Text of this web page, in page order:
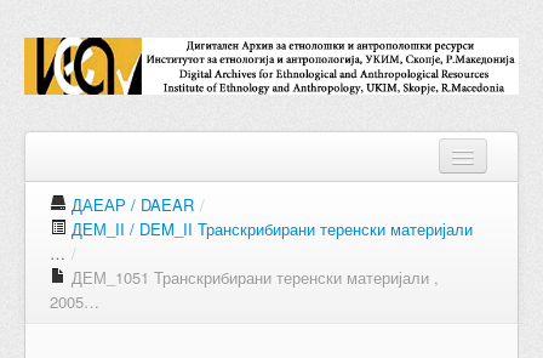
Repositories
Collections
ДАЕАР / DAEAR /
ДЕМ_II / DEM_II Транскрибирани теренски материјали
… /
ДЕМ_1051 Транскрибирани теренски материјали ,
2005…